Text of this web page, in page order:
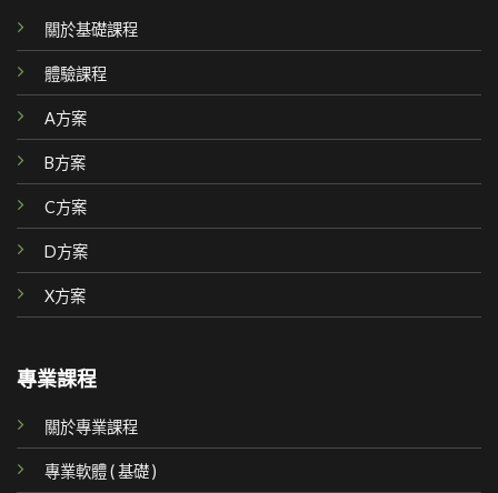
關於基礎課程
體驗課程
A方案
B方案
C方案
D方案
X方案
專業課程
關於專業課程
專業軟體 ( 基礎 )